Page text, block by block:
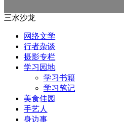
三水沙龙
网络文学
行者杂谈
摄影专栏
学习园地
学习书籍
学习笔记
美食佳园
手艺人
身边事